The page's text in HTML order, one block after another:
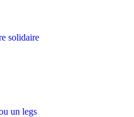
solidaire
un legs